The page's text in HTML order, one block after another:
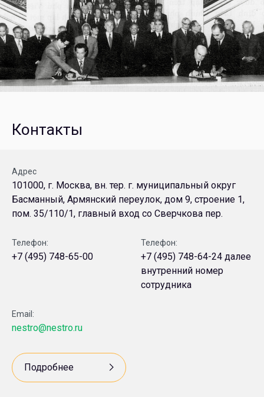
Контакты
Адрес
101000, г. Москва, вн. тер. г. муниципальный округ
Басманный, Армянский переулок, дом 9, строение 1,
пом. 35/110/1, главный вход со Сверчкова пер.
Телефон:
+7 (495) 748-65-00
Телефон:
+7 (495) 748-64-24 далее
внутренний номер
сотрудника
Email:
nestro@nestro.ru
Подробнее